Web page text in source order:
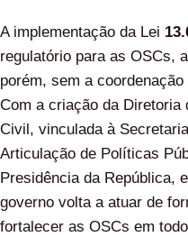
A implementação da Lei
regulatório para as OSCs,
porém, sem a
Com a criação da Diretoria
Civil, vinculada à
Articulação de Políticas
Presidência da República,
governo volta a atuar de
fortalecer as OSCs em